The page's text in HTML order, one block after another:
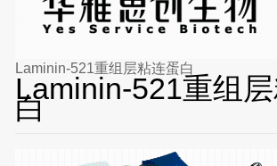
Laminin-521重组层粘连蛋白
Laminin-521重组
白